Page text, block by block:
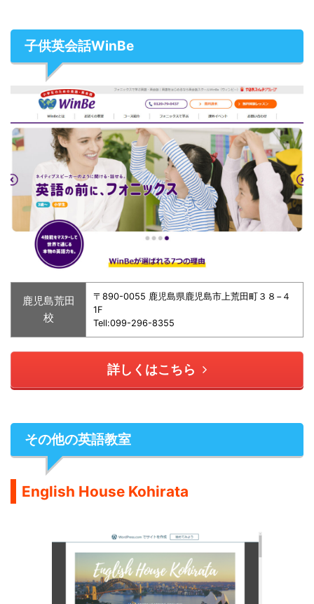
子供英会話WinBe
鹿児島荒田
校
〒890-0055 鹿児島県鹿児島市上荒田町３８−４
1F
Tell:099-296-8355
詳しくはこちら
その他の英語教室
English House Kohirata